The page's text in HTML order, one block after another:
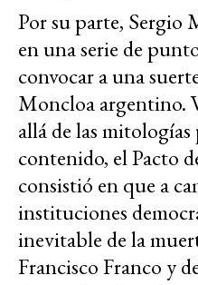
Por su parte, Sergio
en una serie de
convocar a una
Moncloa argentino.
allá de las
contenido, el Pacto
consistió en que a
instituciones
inevitable de la
Francisco Franco y